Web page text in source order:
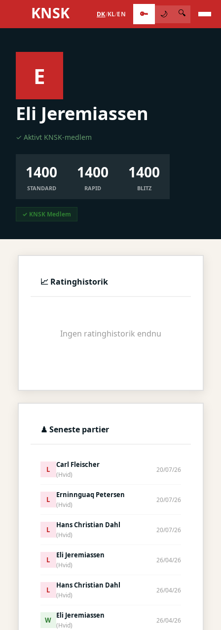
KNSK DK/KL/EN 🔑 🌙 🔍
E
Eli Jeremiassen
✓ Aktivt KNSK-medlem
1400
STANDARD
1400
RAPID
1400
BLITZ
✓ KNSK Medlem
📈 Ratinghistorik
Ingen ratinghistorik endnu
♟ Seneste partier
L
Carl Fleischer
(Hvid)
20/07/26
L
Erninnguaq Petersen
(Hvid)
20/07/26
L
Hans Christian Dahl
(Hvid)
20/07/26
L
Eli Jeremiassen
(Hvid)
26/04/26
L
Hans Christian Dahl
(Hvid)
26/04/26
W
Eli Jeremiassen
(Hvid)
26/04/26